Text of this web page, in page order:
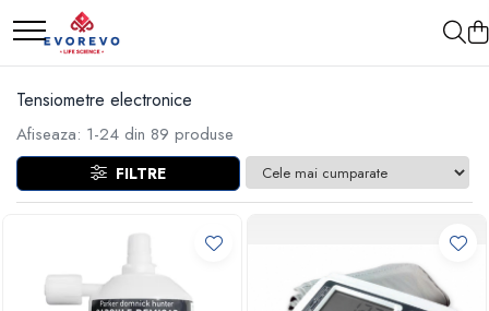
Medical
Nebulizatoare
Concentratoare oxigen
Pulsoximetrie
Pulsoximetre
Cabluri extensie
Metrologie
Termometre
Higrometre
Termohigrometre
Cronometre
Tensiometre electronice
Afiseaza: 1-24 din 89 produse
FILTRE